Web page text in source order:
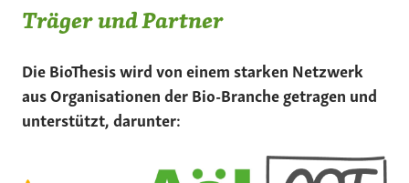
Träger und Partner
Die BioThesis wird von einem starken Netzwerk
aus Organisationen der Bio-Branche getragen und
unterstützt, darunter: